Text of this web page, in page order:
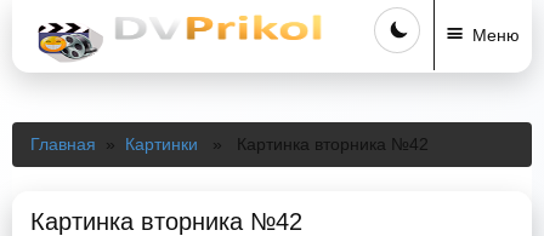
Меню
Главная » Картинки » Картинка вторника №42
Картинка вторника №42